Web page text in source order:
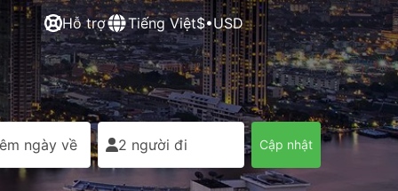
Hỗ trợ Tiếng Việt$•USD
ngày về 2 người đi Cập nhật